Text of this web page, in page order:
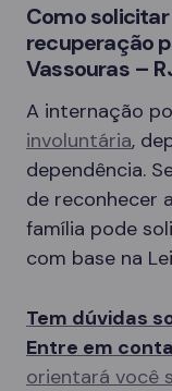
Como
recuperação
Vassouras –
A internação
involuntária,
dependência.
de reconhecer
família pode
com base na
Tem dúvidas
Entre em
orientará você